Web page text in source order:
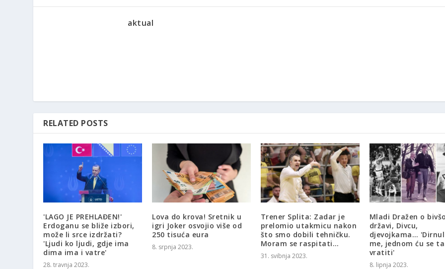
aktual
RELATED POSTS
'LAGO JE PREHLAĐEN!'
Erdoganu se bliže izbori,
može li srce izdržati?
'Ljudi ko ljudi, gdje ima
dima ima i vatre'
28. travnja 2023.
Lova do krova! Sretnik u
igri Joker osvojio više od
250 tisuća eura
8. srpnja 2023.
Trener Splita: Zadar je
prelomio utakmicu nakon
što smo dobili tehničku.
Moram se raspitati…
31. svibnja 2023.
Mladi Dražen o
državi, Divcu,
djevojkama…
me, jednom ću se
vratiti'
8. lipnja 2023.